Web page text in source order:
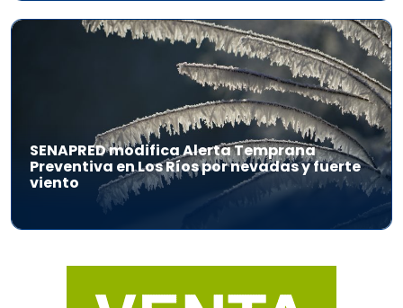
SENAPRED modifica Alerta Temprana
Preventiva en Los Ríos por nevadas y fuerte
viento